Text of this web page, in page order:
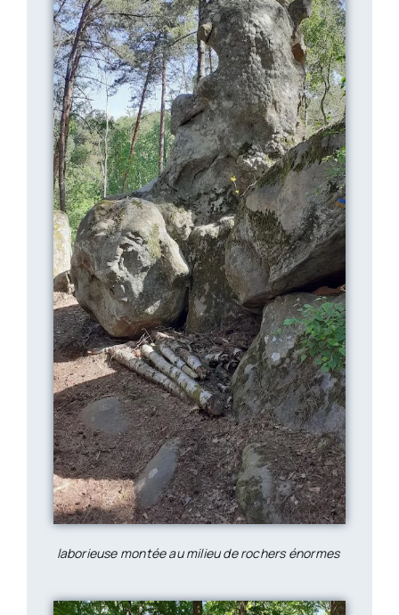
laborieuse montée au milieu de rochers énormes